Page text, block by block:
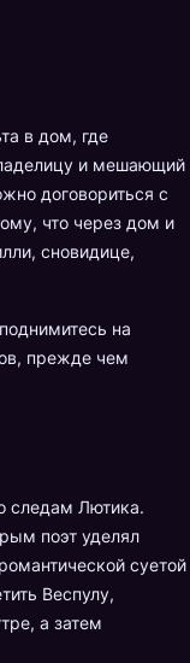
в дом, где
и мешающий
договориться с
что через дом и
сновидице,
на
прежде чем
следам Лютика.
поэт уделял
суетой
Веспулу,
а затем